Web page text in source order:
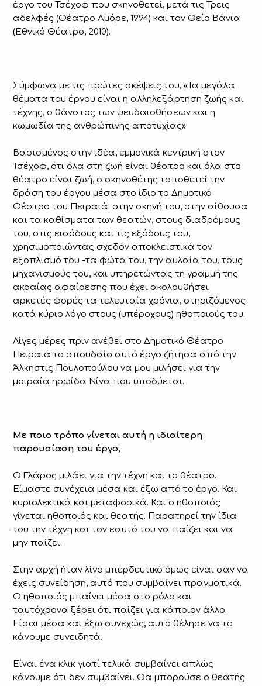
έργο του Τσέχοφ που σκηνοθετεί, μετά τις Τρεις
αδελφές (Θέατρο Αμόρε, 1994) και τον Θείο Βάνια
(Εθνικό Θέατρο, 2010).
Σύμφωνα με τις πρώτες σκέψεις του, «Τα μεγάλα
θέματα του έργου είναι η αλληλεξάρτηση ζωής και
τέχνης, ο θάνατος των ψευδαισθήσεων και η
κωμωδία της ανθρώπινης αποτυχίας»
Βασισμένος στην ιδέα, εμμονικά κεντρική στον
Τσέχοφ, ότι όλα στη ζωή είναι θέατρο και όλα στο
θέατρο είναι ζωή, ο σκηνοθέτης τοποθετεί την
δράση του έργου μέσα στο ίδιο το Δημοτικό
Θέατρο του Πειραιά: στην σκηνή του, στην αίθουσα
και τα καθίσματα των θεατών, στους διαδρόμους
του, στις εισόδους και τις εξόδους του,
χρησιμοποιώντας σχεδόν αποκλειστικά τον
εξοπλισμό του -τα φώτα του, την αυλαία του, τους
μηχανισμούς του, και υπηρετώντας τη γραμμή της
ακραίας αφαίρεσης που έχει ακολουθήσει
αρκετές φορές τα τελευταία χρόνια, στηριζόμενος
κατά κύριο λόγο στους (υπέροχους) ηθοποιούς του.
Λίγες μέρες πριν ανέβει στο Δημοτικό Θέατρο
Πειραιά το σπουδαίο αυτό έργο ζήτησα από την
Άλκηστις Πουλοπούλου να μου μιλήσει για την
μοιραία ηρωίδα Νίνα που υποδύεται.
Με ποιο τρόπο γίνεται αυτή η ιδιαίτερη
παρουσίαση του έργο;
Ο Γλάρος μιλάει για την τέχνη και το θέατρο.
Είμαστε συνέχεια μέσα και έξω από το έργο. Και
κυριολεκτικά και μεταφορικά. Και ο ηθοποιός
γίνεται ηθοποιός και θεατής. Παρατηρεί την ίδια
του την τέχνη και τον εαυτό του να παίζει και να
μην παίζει.
Στην αρχή ήταν λίγο μπερδευτικό όμως είναι σαν να
έχεις συνείδηση, αυτό που συμβαίνει πραγματικά.
Ο ηθοποιός μπαίνει μέσα στο ρόλο και
ταυτόχρονα ξέρει ότι παίζει για κάποιον άλλο.
Είσαι μέσα και έξω συνεχώς, αυτό θέλησε να το
κάνουμε συνειδητά.
Είναι ένα κλικ γιατί τελικά συμβαίνει απλώς
κάνουμε ότι δεν συμβαίνει. Θα μπορούσε ο θεατής